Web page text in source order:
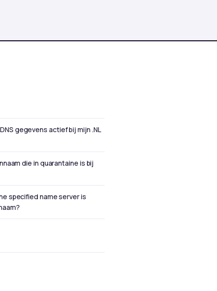
gegevens actief bij mijn .NL
die in quarantaine is bij
specified name server is